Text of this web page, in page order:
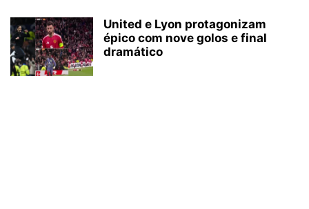
United e Lyon protagonizam
épico com nove golos e final
dramático